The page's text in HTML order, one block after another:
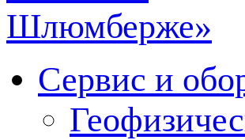
Сервис и